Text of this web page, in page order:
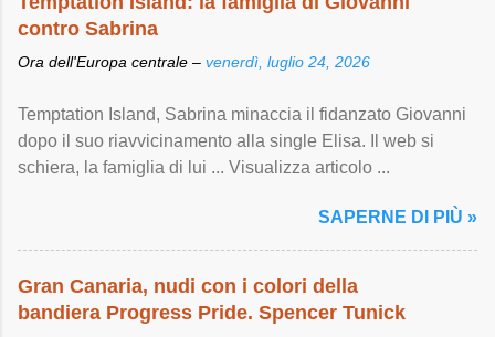
contro Sabrina
Ora dell'Europa centrale – venerdì, luglio 24, 2026
Temptation Island, Sabrina minaccia il fidanzato Giovanni
dopo il suo riavvicinamento alla single Elisa. Il web si
schiera, la famiglia di lui ... Visualizza articolo ...
SAPERNE DI PIÙ »
Gran Canaria, nudi con i colori della
bandiera Progress Pride. Spencer Tunick